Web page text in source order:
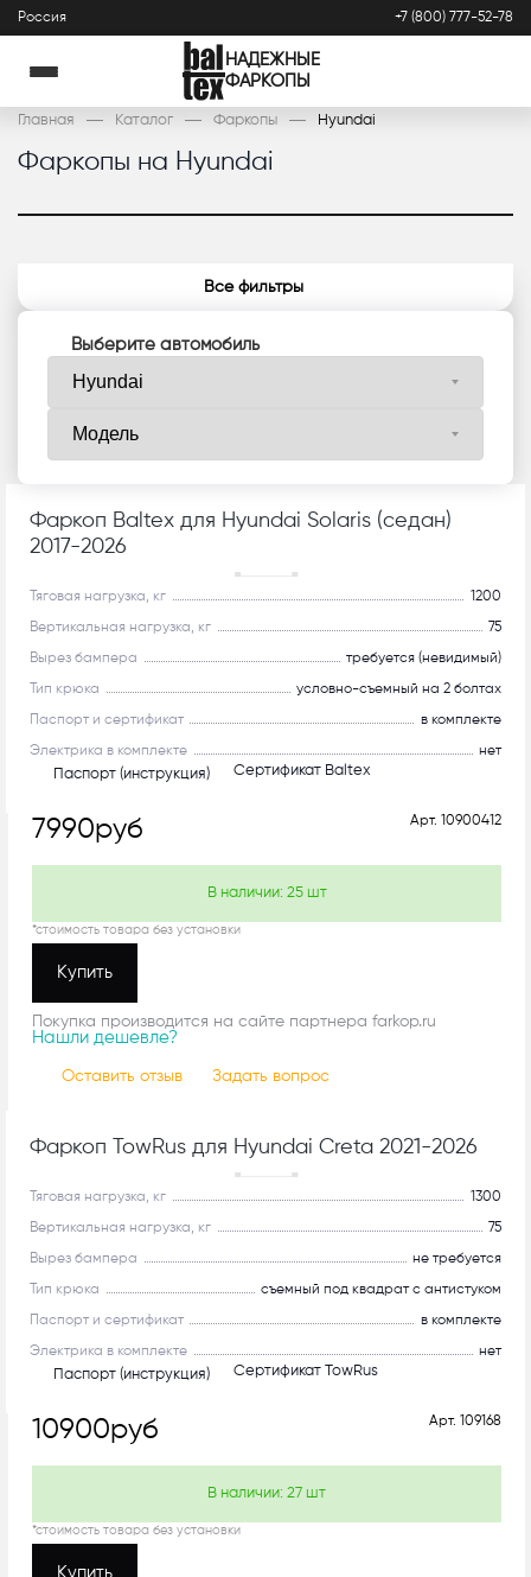
Россия +7 (800) 777-52-78
НАДЕЖНЫЕ
ФАРКОПЫ
Главная Каталог Фаркопы Hyundai
Фаркопы на Hyundai
Все фильтры
Выберите автомобиль
Фаркоп Baltex для Hyundai Solaris (седан)
2017-2026
Рекомендуем
Тяговая нагрузка, кг 1200
Вертикальная нагрузка, кг 75
Вырез бампера требуется (невидимый)
Тип крюка условно-съемный на 2 болтах
Паспорт и сертификат в комплекте
Электрика в комплекте нет
Паспорт (инструкция) Сертификат Baltex
Арт. 10900412
7990руб
В наличии: 25шт
*стоимость товара без установки
Купить
Покупка производится на сайте партнера farkop.ru
Нашли дешевле?
Оставить отзыв Задать вопрос
Фаркоп TowRus для Hyundai Creta 2021-2026
С системой антистук!
Тяговая нагрузка, кг 1300
Вертикальная нагрузка, кг 75
Вырез бампера не требуется
Тип крюка съемный под квадрат с антистуком
Паспорт и сертификат в комплекте
Электрика в комплекте нет
Паспорт (инструкция) Сертификат TowRus
Арт. 109168
10900руб
В наличии: 27 шт
*стоимость товара без установки
Купить